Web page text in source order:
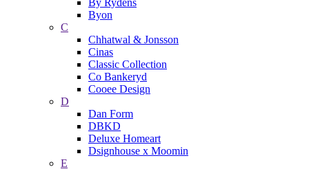
By Rydéns
Byon
C
Chhatwal & Jonsson
Cinas
Classic Collection
Co Bankeryd
Cooee Design
D
Dan Form
DBKD
Deluxe Homeart
Dsignhouse x Moomin
E